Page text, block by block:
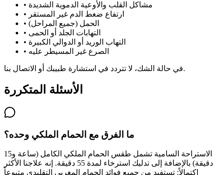
• مشاكل القلب والأوعية الدموية الشديدة
• ارتفاع ضغط الدم غير المستقر
• الحمل (جميع المراحل)
• التهابات الجلد أو الحمى
• التهاب الوريد أو الدوالي الكبيرة
• الصرع غير المسيطر عليه
في حالة الشك، لا تتردد في استشارة طبيبك أو الاتصال بنا.
الأسئلة المتكررة
ما الفرق مع الحمام الملكي وحده؟
الاستراحة السامية تشمل طقس الحمام الملكي الكامل (ساعة و15
دقيقة) بالإضافة إلى تدليك استرخاء لمدة 55 دقيقة. إنه علاجنا الأكثر
اكتمالاً: تستفيد من جميع فوائد الحمام المغربي التقليدي متبوعاً